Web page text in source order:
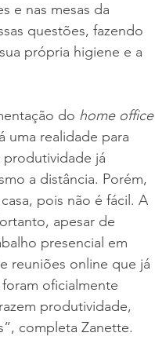
e nas mesas da
questões, fazendo
própria higiene e a
do home office
uma realidade para
produtividade já
a distância. Porém,
pois não é fácil. A
apesar de
presencial em
reuniões online que já
oficialmente
produtividade,
completa Zanette.